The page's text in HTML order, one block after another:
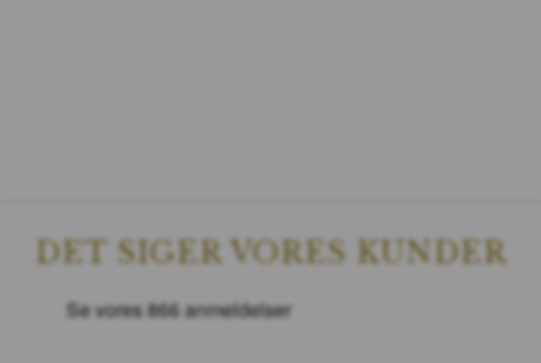
DET SIGER VORES KUNDER